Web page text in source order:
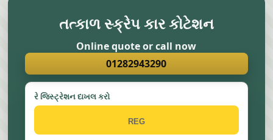
તત્કાળ સ્ક્રેપ કાર કોટેશન
Online quote or call now
01282943290
રે જિસ્ટ્રેશન દાખલ કરો